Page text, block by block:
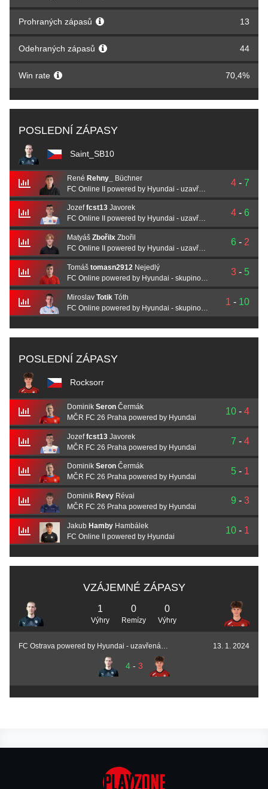
Prohraných zápasů 13
Odehraných zápasů 44
Win rate 70,4%
POSLEDNÍ ZÁPASY
Saint_SB10
René Rehny_
Büchner
FC Online II powered by Hyundai - uzavřená kvalifikace
4 - 7
Jozeffcst13Javorek
FC Online II powered by Hyundai - uzavřená kvalifikace
4 - 6
Matyáš ZbořilxZbořil
FC Online II powered by Hyundai - uzavřená kvalifikace
6 - 2
Tomáš tomasn2912Nejedlý
FC Online powered by Hyundai - skupinová fáze
3 - 5
Miroslav TotikTóth
FC Online powered by Hyundai - skupinová fáze
1 - 10
POSLEDNÍ ZÁPASY
Rocksorr
Dominik SeronČermák
MČR FC 26 Praha powered by Hyundai
10 - 4
Jozeffcst13Javorek
MČR FC 26 Praha powered by Hyundai
7 - 4
Dominik SeronČermák
MČR FC 26 Praha powered by Hyundai
5 - 1
Dominik RevyRévai
MČR FC 26 Praha powered by Hyundai
9 - 3
Jakub HambyHambálek
FC Online II powered by Hyundai
10 - 1
VZÁJEMNÉ ZÁPASY
1
Výhry
0
Remízy
0
Výhry
FC Ostrava powered by Hyundai - uzavřená kvalifikace 13. 1. 2024
4- 3